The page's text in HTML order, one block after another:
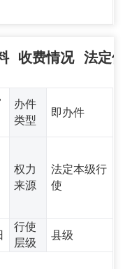
收费情况 法定
办件
类型
即办件
权力
来源
法定本级行
使
行使
层级
县级